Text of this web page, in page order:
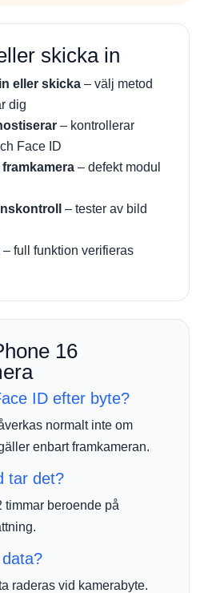
skicka in
eller skicka – välj metod
dig
– kontrollerar
Face ID
framkamera – defekt modul
– tester av bild
– full funktion verifieras
16
ID efter byte?
normalt inte om
enbart framkameran.
tar det?
timmar beroende på
raderas vid kamerabyte.